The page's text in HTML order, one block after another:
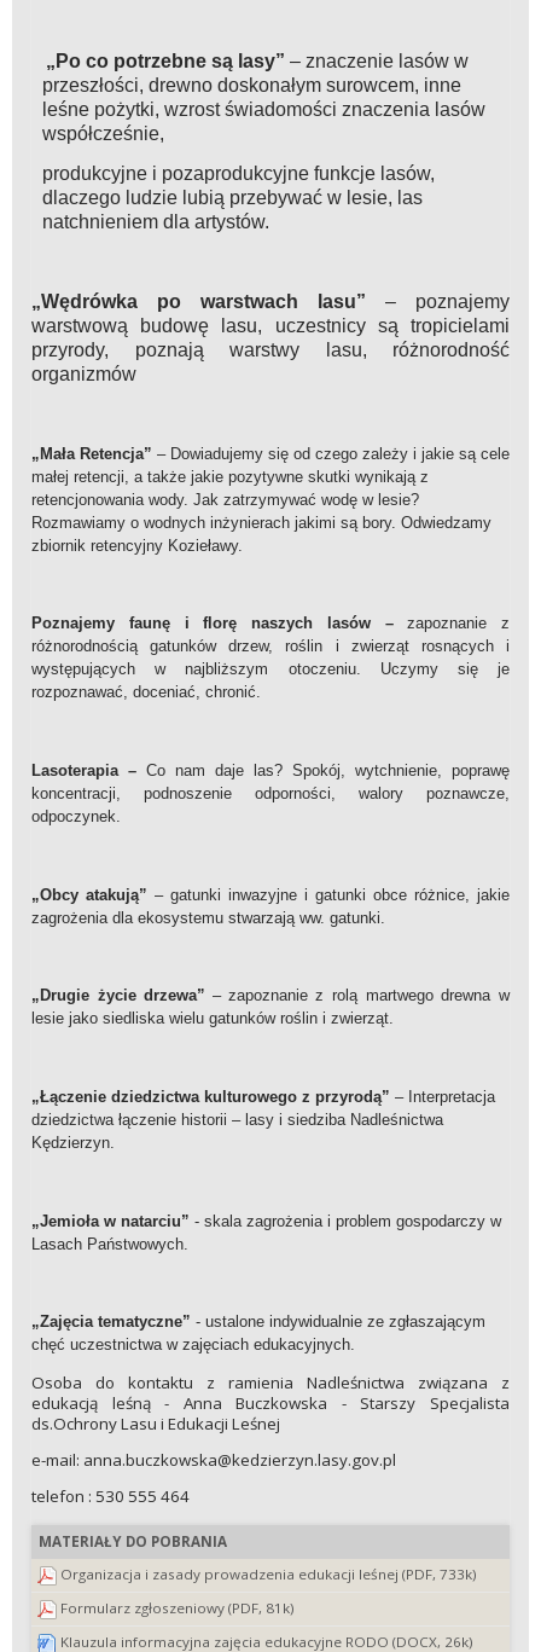
„Po co potrzebne są lasy” – znaczenie lasów w
przeszłości, drewno doskonałym surowcem, inne
leśne pożytki, wzrost świadomości znaczenia lasów
współcześnie,
produkcyjne i pozaprodukcyjne funkcje lasów,
dlaczego ludzie lubią przebywać w lesie, las
natchnieniem dla artystów.
„Wędrówka po warstwach lasu” – poznajemy
warstwową budowę lasu, uczestnicy są tropicielami
przyrody, poznają warstwy lasu, różnorodność
organizmów
„Mała Retencja” – Dowiadujemy się od czego zależy i jakie są cele
małej retencji, a także jakie pozytywne skutki wynikają z
retencjonowania wody. Jak zatrzymywać wodę w lesie?
Rozmawiamy o wodnych inżynierach jakimi są bory. Odwiedzamy
zbiornik retencyjny Kozieławy.
Poznajemy faunę i florę naszych lasów –zapoznanie z
różnorodnością gatunków drzew, roślin i zwierząt rosnących i
występujących w najbliższym otoczeniu. Uczymy się je
rozpoznawać, doceniać, chronić.
Lasoterapia – Co nam daje las? Spokój, wytchnienie, poprawę
koncentracji, podnoszenie odporności, walory poznawcze,
odpoczynek.
„Obcy atakują” – gatunki inwazyjne i gatunki obce różnice, jakie
zagrożenia dla ekosystemu stwarzają ww. gatunki.
„Drugie życie drzewa” – zapoznanie z rolą martwego drewna w
lesie jako siedliska wielu gatunków roślin i zwierząt.
„Łączenie dziedzictwa kulturowego z przyrodą” – Interpretacja
dziedzictwa łączenie historii – lasy i siedziba Nadleśnictwa
Kędzierzyn.
„Jemioła w natarciu” - skala zagrożenia i problem gospodarczy w
Lasach Państwowych.
„Zajęcia tematyczne” - ustalone indywidualnie ze zgłaszającym
chęć uczestnictwa w zajęciach edukacyjnych.
Osoba do kontaktu z ramienia Nadleśnictwa związana z
edukacją leśną - Anna Buczkowska - Starszy Specjalista
ds.Ochrony Lasu i Edukacji Leśnej
e-mail: anna.buczkowska@kedzierzyn.lasy.gov.pl
telefon : 530 555 464
MATERIAŁY DO POBRANIA
Organizacja i zasady prowadzenia edukacji leśnej (PDF, 733k)
Formularz zgłoszeniowy (PDF, 81k)
Klauzula informacyjna zajęcia edukacyjne RODO (DOCX, 26k)